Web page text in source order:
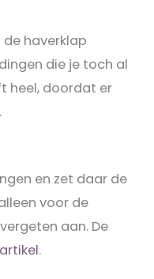
haverklap
die je toch al
heel, doordat er
en zet daar de
voor de
aan. De
.